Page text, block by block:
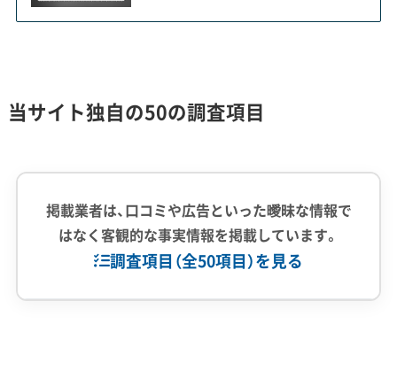
つかると工事は一時中断となり、工期に大きな影響
蕨市には、古い耐震基準の空き家解体や危険な
ブロック塀の撤去に使える補助金制度があり
ます。ただし、建て替え目的の場合は対象外に
当サイト独自の50の調査項目
掲載業者は、口コミや広告といった曖昧な情報で
はなく客観的な事実情報を掲載しています。
調査項目（全50項目）を見る